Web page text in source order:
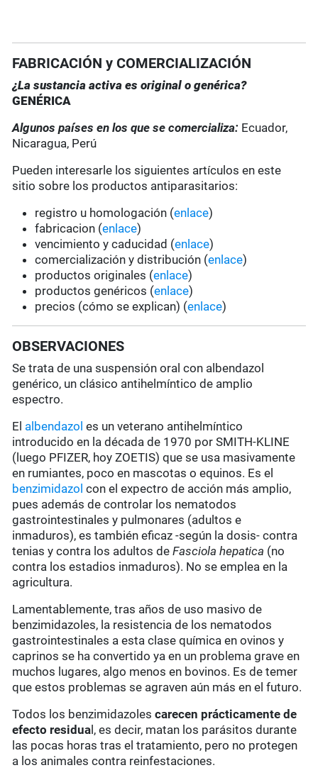
FABRICACIÓN y COMERCIALIZACIÓN
¿La sustancia activa es original o genérica?
GENÉRICA
Algunos países en los que se comercializa: Ecuador,
Nicaragua, Perú
Pueden interesarle los siguientes artículos en este
sitio sobre los productos antiparasitarios:
registro u homologación (enlace)
fabricacion (enlace)
vencimiento y caducidad (enlace)
comercialización y distribución (enlace)
productos originales (enlace)
productos genéricos (enlace)
precios (cómo se explican) (enlace)
OBSERVACIONES
Se trata de una suspensión oral con albendazol
genérico, un clásico antihelmíntico de amplio
espectro.
El albendazol es un veterano antihelmíntico
introducido en la década de 1970 por SMITH-KLINE
(luego PFIZER, hoy ZOETIS) que se usa masivamente
en rumiantes, poco en mascotas o equinos. Es el
benzimidazol con el expectro de acción más amplio,
pues además de controlar los nematodos
gastrointestinales y pulmonares (adultos e
inmaduros), es también eficaz -según la dosis- contra
tenias y contra los adultos deFasciola hepatica (no
contra los estadios inmaduros). No se emplea en la
agricultura.
Lamentablemente, tras años de uso masivo de
benzimidazoles, la resistencia de los nematodos
gastrointestinales a esta clase química en ovinos y
caprinos se ha convertido ya en un problema grave en
muchos lugares, algo menos en bovinos. Es de temer
que estos problemas se agraven aún más en el futuro.
Todos los benzimidazolescarecen prácticamente de
efecto residua l, es decir, matan los parásitos durante
las pocas horas tras el tratamiento, pero no protegen
a los animales contra reinfestaciones.